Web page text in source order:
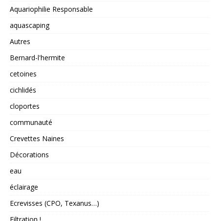
Aquariophilie Responsable
aquascaping
Autres
Bernard-l'hermite
cetoines
cichlidés
cloportes
communauté
Crevettes Naines
Décorations
eau
éclairage
Ecrevisses (CPO, Texanus…)